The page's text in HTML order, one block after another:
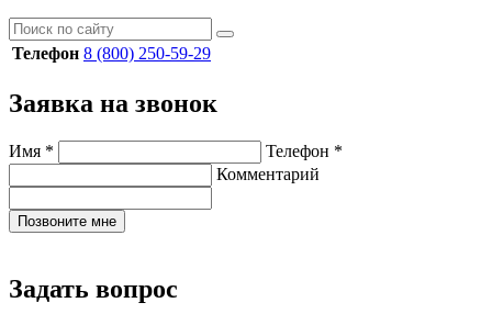
Телефон 8 (800) 250-59-29
Заявка на звонок
Имя * Телефон *
Комментарий
Позвоните мне
Задать вопрос